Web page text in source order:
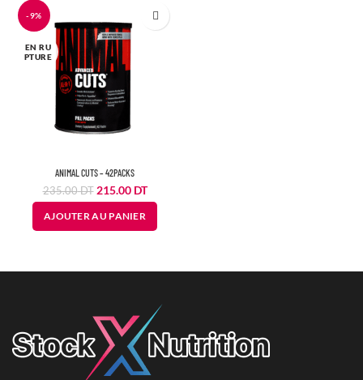
-9%
EN RU
PTURE
ANIMAL CUTS – 42PACKS
235.00DT Le
prix
initial
était :
215.00DTLe
prix
est :
AJOUTER AU PANIER